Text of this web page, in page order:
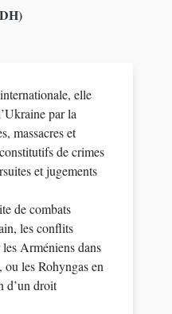
elle
massacres et
de crimes
et jugements
de combats
les conflits
Arméniens dans
ou les Rohyngas en
d’un droit